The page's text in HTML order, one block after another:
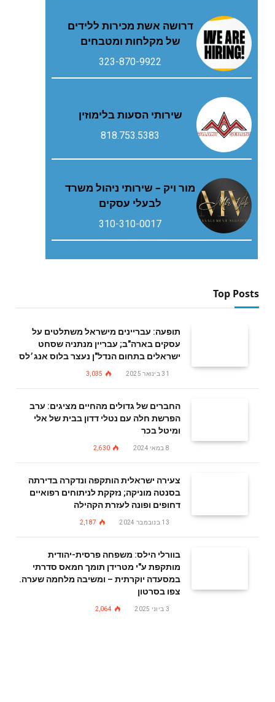
דרושה אשת מכירות ללידים
של מקלחות ומטבחים
323-870-9922
שירותי הסעות בלימוזין
818.753.5383
מור ויק – שירותי ניהול משרד
לבעלי עסקים
310-310-0017
Top Posts
תופעה: עבריינים מישראל משתלטים על
עסקים בארה"ב; עבריין מנתניה שסחט
ישראלים בתחום הנדל"ן נעצר בלוס אנג׳לס
31 בינואר 2025 3,035
החברים של גדולים מהחיים מציגים: ערב
הפרשת חלה עם נטלי דדון בבית של אלי
ומיטל בכר
8 במאי 2024 2,630
צעירה ישראלית הותקפה ונדקרה בדירתה
בסנטה מוניקה; נזקקת לניתוחים רפואיים
דחופים ופונה לעזרת הקהילה
13 בנובמבר 2024 2,187
בוורלי הילס: משפחה פרסית-יהודית
מותקפת ע"י מטרידן תומך חמאס סדרתי
במסעדה יוקרתית – ומשיבה מלחמה שערה.
צפו בסרטון
3 ביוני 2025 2,064